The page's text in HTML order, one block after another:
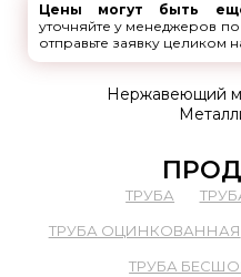
Цены могут быть
уточняйте у менеджеров
отправьте заявку целиком
Нержавеющий
ТРУБА
ТРУБА ОЦИНКОВАННАЯ
ТРУБА